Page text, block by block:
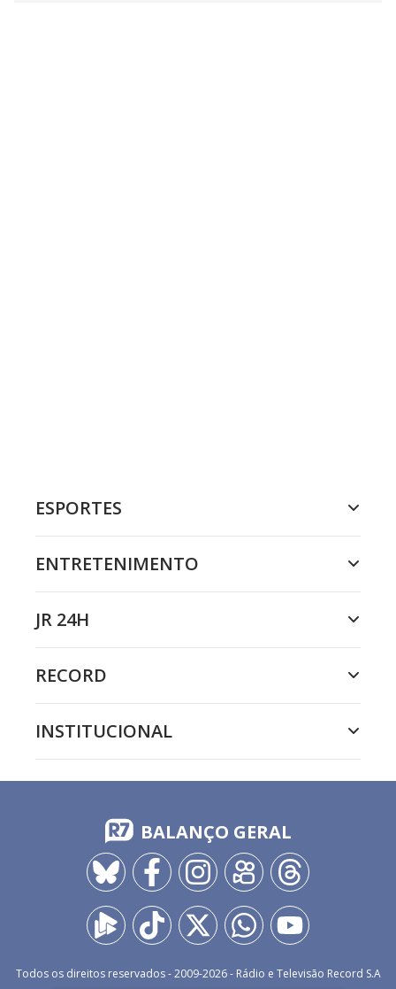
ESPORTES
ENTRETENIMENTO
JR 24H
RECORD
INSTITUCIONAL
BALANÇO GERAL
Todos os direitos reservados - 2009-2026- Rádio e Televisão Record S.A